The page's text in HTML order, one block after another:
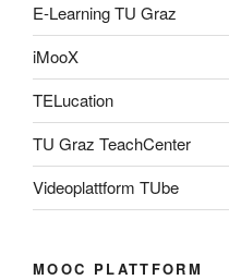
E-Learning TU Graz
iMooX
TELucation
TU Graz TeachCenter
Videoplattform TUbe
MOOC PLATTFORM